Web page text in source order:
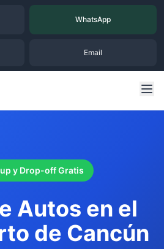
WhatsApp
Email
y Drop-off Gratis
Autos en el
de Cancún